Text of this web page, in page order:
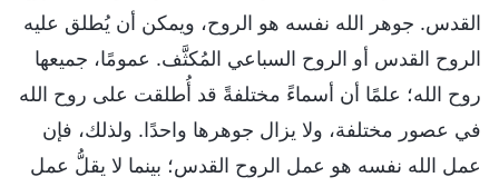
القدس. جوهر الله نفسه هو الروح، ويمكن أن يُطلق عليه
الروح القدس أو الروح السباعي المُكثَّف. عمومًا، جميعها
روح الله؛ علمًا أن أسماءً مختلفةً قد أُطلقت على روح الله
في عصور مختلفة، ولا يزال جوهرها واحدًا. ولذلك، فإن
عمل الله نفسه هو عمل الروح القدس؛ بينما لا يقلُّ عمل